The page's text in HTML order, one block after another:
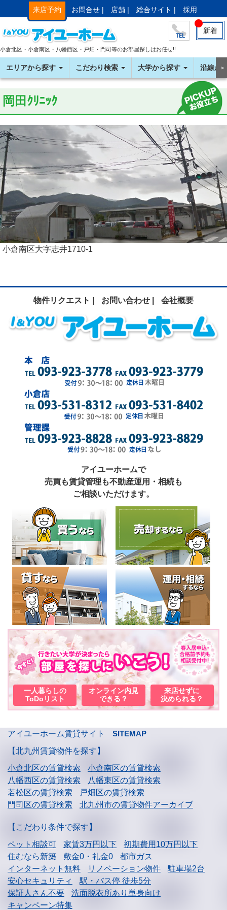
来店予約 お問合せ | 店舗 | 総合サイト | 採用
新着
小倉北区・小倉南区・八幡西区・戸畑・門司等のお部屋探しはお任せ!!
エリアから探す こだわり検索 大学から探す 沿線か＞
岡田ｸﾘﾆｯｸ
小倉南区大字志井1710-1
物件リクエスト | お問い合わせ | 会社概要
アイユーホームで
売買も賃貸管理も不動産運用・相続も
ご相談いただけます。
一人暮らしの
ToDoリスト
オンライン内見
できる？
来店せずに
決められる？
アイユーホーム賃貸サイト
SITEMAP
【北九州賃貸物件を探す】
小倉北区の賃貸検索
小倉南区の賃貸検索
八幡西区の賃貸検索
八幡東区の賃貸検索
若松区の賃貸検索
戸畑区の賃貸検索
門司区の賃貸検索
北九州市の賃貸物件アーカイブ
【こだわり条件で探す】
ペット相談可
家賃3万円以下
初期費用10万円以下
住むなら新築
敷金0・礼金0
都市ガス
インターネット無料
リノベーション物件
駐車場2台
安心セキュリティ
駅・バス停 徒歩5分
保証人さん不要
洗面脱衣所あり単身向け
キャンペーン特集